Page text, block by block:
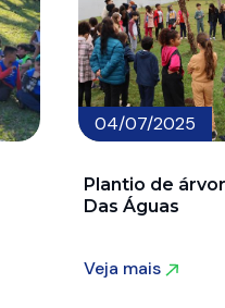
04/07/2025
Plantio de
Das Águas
Veja mais